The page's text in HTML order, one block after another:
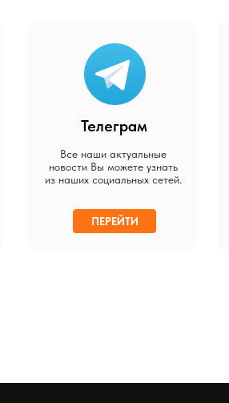
Телеграм
Все наши актуальные
новости Вы можете узнать
из наших социальных сетей.
ПЕРЕЙТИ